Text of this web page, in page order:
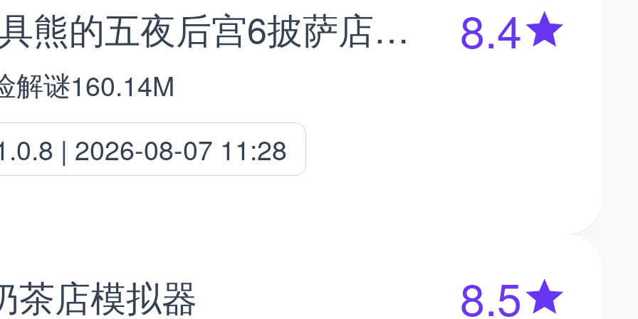
玩具熊的五夜后宫6披萨店模拟器
解谜160.14M
| 2026-08-07 11:28
8.4
茶店模拟器 8.5